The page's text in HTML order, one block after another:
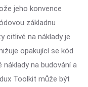
jeho konvence
základnu
citlivé na náklady je
opakující se kód
na budování a
Toolkit může být